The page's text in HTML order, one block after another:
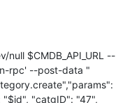
$CMDB_API_URL --
rpc' --post-data "
"$id", "catgID": "47",